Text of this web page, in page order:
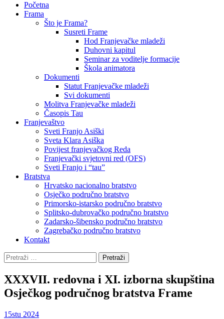
Početna
Frama
Što je Frama?
Susreti Frame
Hod Franjevačke mladeži
Duhovni kapitul
Seminar za voditelje formacije
Škola animatora
Dokumenti
Statut Franjevačke mladeži
Svi dokumenti
Molitva Franjevačke mladeži
Časopis Tau
Franjevaštvo
Sveti Franjo Asiški
Sveta Klara Asiška
Povijest franjevačkog Reda
Franjevački svjetovni red (OFS)
Sveti Franjo i “tau”
Bratstva
Hrvatsko nacionalno bratstvo
Osječko područno bratstvo
Primorsko-istarsko područno bratstvo
Splitsko-dubrovačko područno bratstvo
Zadarsko-šibensko područno bratstvo
Zagrebačko područno bratstvo
Kontakt
Pretraži:
XXXVII. redovna i XI. izborna skupština
Osječkog područnog bratstva Frame
15stu 2024